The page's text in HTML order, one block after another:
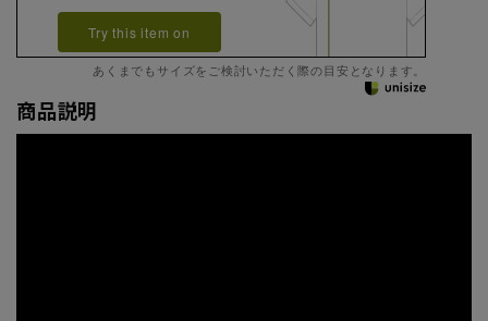
Try this item on
あくまでもサイズをご検討いただく際の目安となります。
商品説明